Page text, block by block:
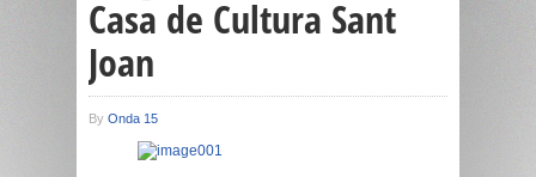
Casa de Cultura Sant
Joan
By Onda 15